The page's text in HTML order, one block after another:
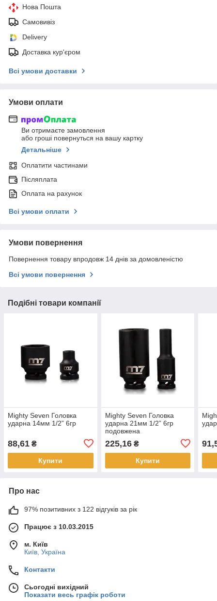
Нова Пошта
Самовивіз
Delivery
Доставка кур'єром
Всі умови доставки
Умови оплати
Ви отримаєте замовлення
або гроші повернуться на вашу картку
Детальніше
Оплатити частинами
Післяплата
Оплата на рахунок
Всі умови оплати
Умови повернення
Повернення товару впродовж 14 днів за домовленістю
Всі умови повернення
Подібні товари компанії
Mighty Seven Головка
ударна 14мм 1/2” 6гр
88,61 ₴
Купити
Mighty Seven Головка
ударна 21мм 1/2” 6гр
подовжена
225,16₴
Купити
Про нас
97% позитивних з 122 відгуків за рік
Працює з 10.03.2015
м. Київ
Київ, Україна
Контакти
Сьогодні вихідний
Показати весь графік роботи